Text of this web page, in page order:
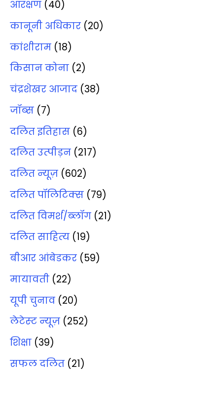
आरक्षण (40)
कानूनी अधिकार (20)
कांशीराम (18)
किसान कोना (2)
चंद्रशेखर आजाद (38)
जॉब्‍स (7)
दलित इतिहास (6)
दलित उत्‍पीड़न (217)
दलित न्‍यूज़ (602)
दलित पॉलिटिक्‍स (79)
दलित विमर्श/ब्‍लॉग (21)
दलित साहित्‍य (19)
बीआर आंबेडकर (59)
मायावती (22)
यूपी चुनाव (20)
लेटेस्‍ट न्‍यूज़ (252)
शिक्षा (39)
सफल दलित (21)